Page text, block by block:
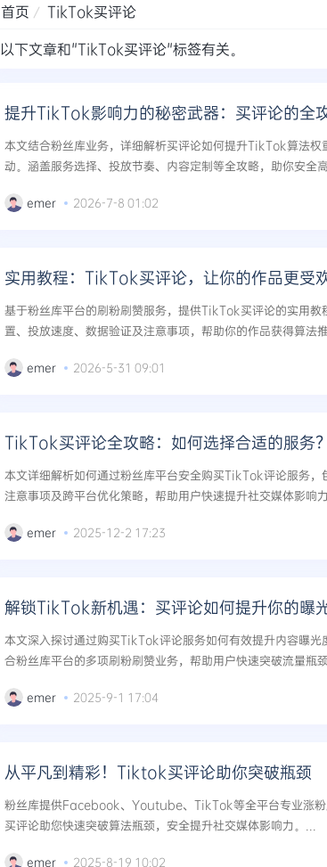
首页
TikTok买评论
以下文章和"TikTok买评论"标签有关。
提升TikTok影响力的秘密武器：买评论的全
本文结合粉丝库业务，详细解析买评论如何提升TikTok算法权
动。涵盖服务选择、投放节奏、内容定制等全攻略，助你安全
emer 2026-7-8 01:02
实用教程：TikTok买评论，让你的作品更受
基于粉丝库平台的刷粉刷赞服务，提供TikTok买评论的实用教
置、投放速度、数据验证及注意事项，帮助你的作品获得算法
emer 2026-5-31 09:01
TikTok买评论全攻略：如何选择合适的服务？
本文详细解析如何通过粉丝库平台安全购买TikTok评论服务，
注意事项及跨平台优化策略，帮助用户快速提升社交媒体影响力
emer 2025-12-2 17:23
解锁TikTok新机遇：买评论如何提升你的曝
本文深入探讨通过购买TikTok评论服务如何有效提升内容曝光
合粉丝库平台的多项刷粉刷赞业务，帮助用户快速突破流量瓶颈
emer 2025-9-1 17:04
从平凡到精彩！Tiktok买评论助你突破瓶颈
粉丝库提供Facebook、Youtube、TikTok等全平台专业涨
买评论助您快速突破算法瓶颈，安全提升社交媒体影响力。...
emer 2025-8-19 10:02